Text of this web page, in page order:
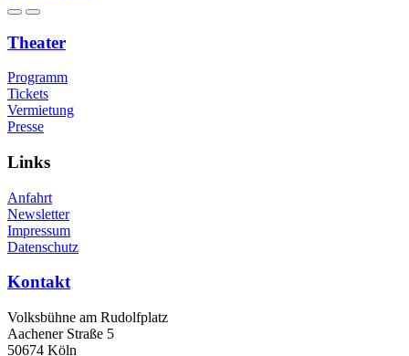
Theater
Programm
Tickets
Vermietung
Presse
Links
Anfahrt
Newsletter
Impressum
Datenschutz
Kontakt
Volksbühne am Rudolfplatz
Aachener Straße 5
50674 Köln